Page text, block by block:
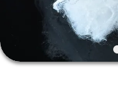
TRETEN
SIE
MIT